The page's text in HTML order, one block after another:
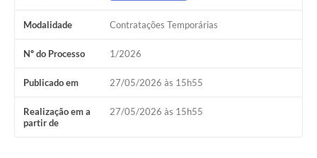
Modalidade Contratações Temporárias
Nº do Processo 1/2026
Publicado em 27/05/2026 às 15h55
Realização em a
partir de
27/05/2026 às 15h55